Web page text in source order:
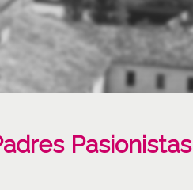
Pasionistas